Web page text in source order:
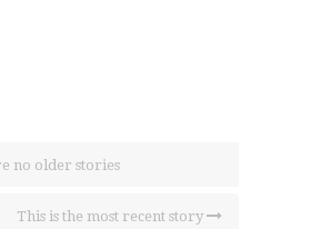
no older stories
This is the most recent story